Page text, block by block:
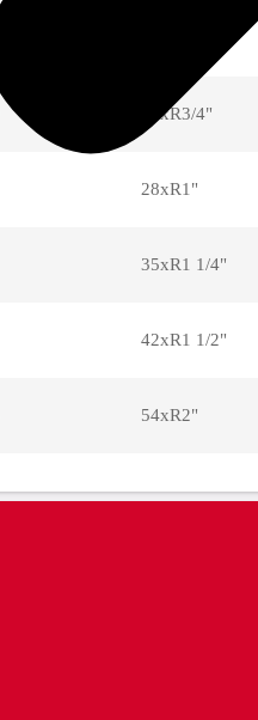
28xR3/4"
28xR1"
35xR1 1/4"
42xR1 1/2"
54xR2"